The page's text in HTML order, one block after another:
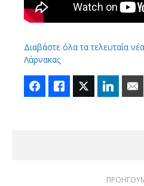
Διαβάστε όλα τα τελευταία
Λάρνακας
FacebookLike Twitter LinkedIn